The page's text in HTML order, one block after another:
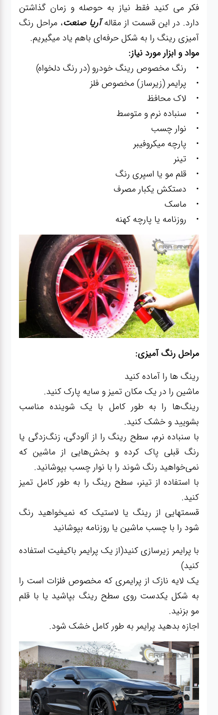
فکر می کنید فقط نیاز به حوصله و زمان گذاشتن
دارد. در این قسمت از مقاله آریا صنعت، مراحل رنگ
آمیزی رینگ را به شکل حرفه‌ای باهم یاد میگیریم.
مواد و ابزار مورد نیاز:
• رنگ مخصوص رینگ خودرو (در رنگ دلخواه)
• پرایمر (زیرساز) مخصوص فلز
• لاک محافظ
• سنباده نرم و متوسط
• نوار چسب
• پارچه میکروفیبر
• تینر
• قلم مو یا اسپری رنگ
• دستکش یکبار مصرف
• ماسک
• روزنامه یا پارچه کهنه
مراحل رنگ آمیزی:
رینگ ها را آماده کنید
ماشین را در یک مکان تمیز و سایه پارک کنید.
رینگ‌ها را به طور کامل با یک شوینده مناسب
بشویید و خشک کنید.
با سنباده نرم، سطح رینگ را از آلودگی، زنگ‌زدگی یا
رنگ قبلی پاک کرده و بخش‌هایی از ماشین که
نمی‌خواهید رنگ شوند را با نوار چسب بپوشانید.
با استفاده از تینر، سطح رینگ را به طور کامل تمیز
کنید.
قسمتهایی از رینگ یا لاستیک که نمیخواهید رنگ
شود را با چسب ماشین یا روزنامه بپوشانید
با پرایمر زیرسازی کنید(از یک پرایمر باکیفیت استفاده
کنید)
یک لایه نازک از پرایمری که مخصوص فلزات است را
به شکل یکدست روی سطح رینگ بپاشید یا با قلم
مو بزنید.
اجازه بدهید پرایمر به طور کامل خشک شود.